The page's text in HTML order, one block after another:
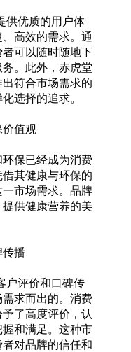
优质的用户体
高效的需求。通
可以随时随地下
。此外，赤虎堂
符合市场需求的
选择的追求。
值观
保已经成为消费
其健康与环保的
市场需求。品牌
供健康营养的美
播
评价和口碑传
求而出的。消费
了高度评价，认
和满足。这种市
对品牌的信任和